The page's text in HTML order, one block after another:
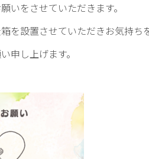
いをさせていただきます。
を設置させていただきお気持ち
申し上げます。